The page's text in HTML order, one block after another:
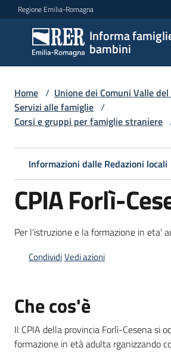
Vai al contenuto
Vai alla navigazione
Vai al footer
Regione Emilia-Romagna
Informa
bambini
Informa
famiglie
e
bambini
Menu selezionato
per
famiglie
Informazioni
locali
Home / Unione dei Comuni Valle del
Servizi alle famiglie /
Corsi e gruppi per famiglie straniere
Informazioni dalle Redazioni locali
CPIA Forlì-
Per l'istruzione e la formazione in eta'
CondividiVedi azioni
Che cos'è
Il CPIA della provincia Forlì-Cesena si
formazione in età adulta rganizzando